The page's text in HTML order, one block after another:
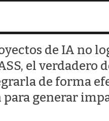
de IA no
el verdadero
de forma
generar